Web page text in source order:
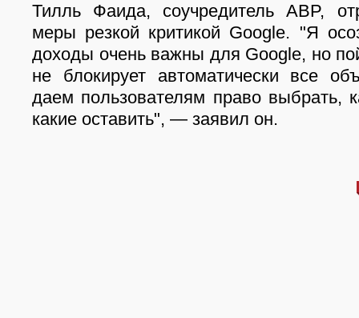
Тилль Фаида, соучредитель ABP,
меры резкой критикой Google. "Я
доходы очень важны для Google, но
не блокирует автоматически все
даем пользователям право выбрать,
какие оставить", — заявил он.